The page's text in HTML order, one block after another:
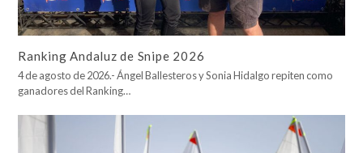
Ranking Andaluz de Snipe 2026
4 de agosto de 2026.- Ángel Ballesteros y Sonia Hidalgo repiten como
ganadores del Ranking…